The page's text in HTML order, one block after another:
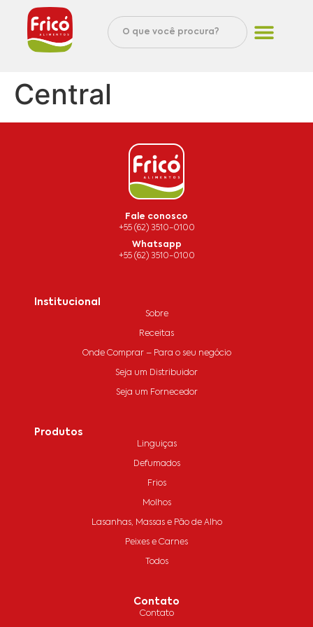
Central
Fale conosco
+55 (62) 3510-0100
Whatsapp
+55 (62) 3510-0100
Institucional
Sobre
Receitas
Onde Comprar – Para o seu negócio
Seja um Distribuidor
Seja um Fornecedor
Produtos
Linguiças
Defumados
Frios
Molhos
Lasanhas, Massas e Pão de Alho
Peixes e Carnes
Todos
Contato
Contato